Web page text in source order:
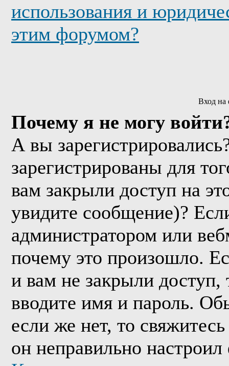
использования и
этим форумом?
Вход на
Почему я не могу
А вы
зарегистрированы для
вам закрыли доступ на
увидите сообщение)?
администратором или
почему это произошло.
и вам не закрыли доступ,
вводите имя и пароль.
если же нет, то
он неправильно